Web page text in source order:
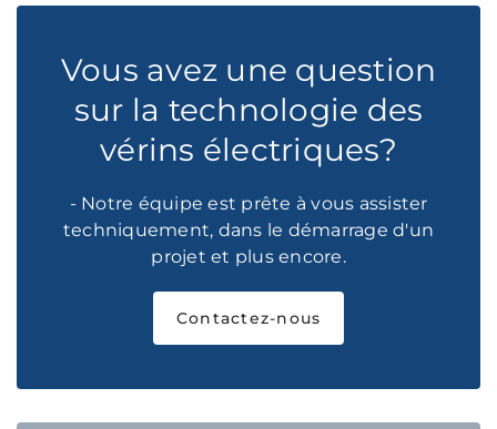
Vous avez une question
sur la technologie des
vérins électriques?
- Notre équipe est prête à vous assister
techniquement, dans le démarrage d'un
projet et plus encore.
Contactez-nous